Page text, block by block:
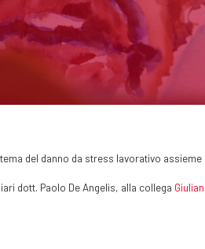
del danno da stress lavorativo assieme
dott. Paolo De Angelis, alla collega